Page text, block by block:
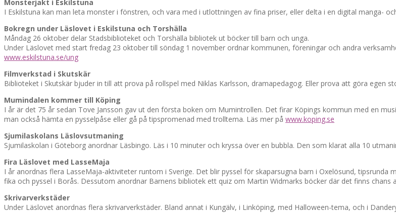
Monsterjakt i Eskilstuna
I Eskilstuna kan man leta monster i fönstren, och vara med i utlottningen av fina priser, eller delta i en digital manga-
Bokregn under Läslovet i Eskilstuna och Torshälla
Måndag 26 oktober delar Stadsbiblioteket och Torshälla bibliotek ut böcker till barn och unga.
Under Läslovet med start fredag 23 oktober till söndag 1 november ordnar kommunen, föreningar och andra
www.eskilstuna.se/ung
Filmverkstad i Skutskär
Biblioteket i Skutskär bjuder in till att prova på rollspel med Niklas Karlsson, dramapedagog. Eller prova att göra egen
Mumindalen kommer till Köping
I år är det 75 år sedan Tove Jansson gav ut den första boken om Mumintrollen. Det firar Köpings kommun med en
man också hämta en pysselpåse eller gå på tipspromenad med trolltema. Läs mer på www.koping.se
Sjumilaskolans Läslovsutmaning
Sjumilaskolan i Göteborg anordnar Läsbingo. Läs i 10 minuter och kryssa över en bubbla. Den som klarat alla 10
Fira Läslovet med LasseMaja
I år anordnas flera LasseMaja-aktiviteter runtom i Sverige. Det blir pyssel för skaparsugna barn i Oxelösund,
fika och pyssel i Borås. Dessutom anordnar Barnens bibliotek ett quiz om Martin Widmarks böcker där det finns chans
Skrivarverkstäder
Under Läslovet anordnas flera skrivarverkstäder. Bland annat i Kungälv, i Linköping, med Halloween-tema, och i